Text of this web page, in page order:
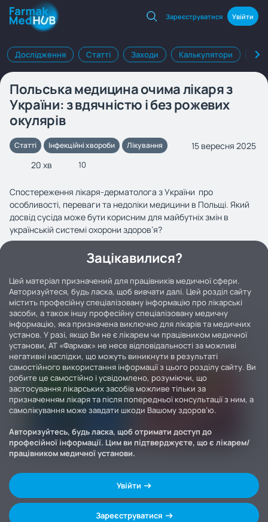
Зареєструватися Увійти
Дослідження Статті Заходи Калькулятори
Польська медицина очима лiкаря з
України: з вдячністю i без рожевих
окулярiв
Статті Інфекційні хвороби Лікування
15 вересня 2025
20 хв
10
Спостереження лікаря-дерматолога з України про
особливості, переваги та недоліки медицини в Польщі. Який
досвід сусіда може бути корисним для майбутніх змін в
українській системі охорони здоров’я?
Зацікавилися?
Цей матеріал призначений для працівників медичної сфери.
Авторизуйтеся, будь ласка, щоб вивчати далі. Цей розділ сайту
містить професійну спеціалізовану інформацію про лікарські
засоби, а також іншу професійну спеціалізовану медичну
інформацію, яка призначена виключно для лікарів та медичних
установ. У разі, якщо Ви не є лікарем чи працівником медичної
установи, АТ «Фармак» не несе відповідальності за можливі
негативні наслідки, що можуть виникнути в результаті
самостійного використання інформації з цього розділу сайту. Ви
робите це самостійно і усвідомлено, розуміючи, що
застосування лікарських засобів можливе тільки за
призначенням лікаря та після попередньої консультації з ним, а
самолікування може завдати шкоди Вашому здоров’ю.
Авторизуйтесь, будь ласка, щоб отримати доступ до
професійної інформації. Цим ви підтверджуєте, що є лікарем/
працівником медичної установи.
Увійти
Зареєструватися